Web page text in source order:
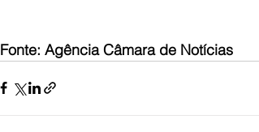
Fonte: Agência Câmara de Notícias